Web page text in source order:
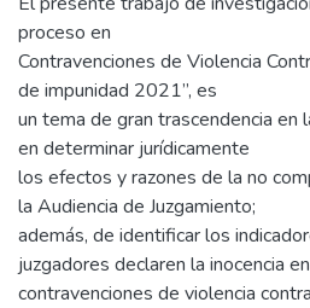
proceso en
Contravenciones de Violencia
de impunidad 2021”, es
un tema de gran trascendencia en
en determinar jurídicamente
los efectos y razones de la no
la Audiencia de Juzgamiento;
además, de identificar los
juzgadores declaren la inocencia en
contravenciones de violencia